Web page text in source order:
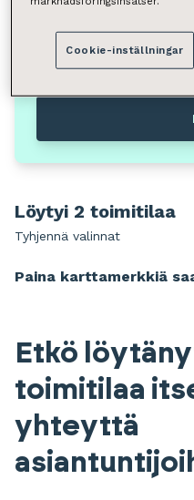
Voit hakea kunnan,
postinumeron perusteella.
Löytyi 2 toimitilaa
Tyhjennä valinnat
Leaflet
Paina karttamerkkiä
Etkö
toimitilaa
yhteyttä
Cookie-inställningar